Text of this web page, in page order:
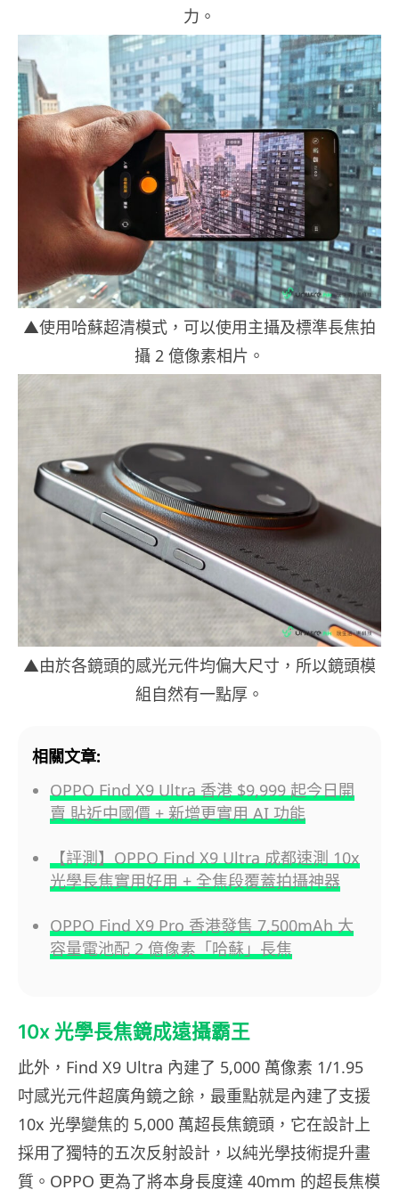
力。
▲使用哈蘇超清模式，可以使用主攝及標準長焦拍
攝 2 億像素相片。
▲由於各鏡頭的感光元件均偏大尺寸，所以鏡頭模
組自然有一點厚。
相關文章:
OPPO Find X9 Ultra 香港 $9,999 起今日開
賣 貼近中國價 + 新增更實用 AI 功能
【評測】OPPO Find X9 Ultra 成都速測 10x
光學長焦實用好用 + 全焦段覆蓋拍攝神器
OPPO Find X9 Pro 香港發售 7,500mAh 大
容量電池配 2 億像素「哈蘇」長焦
10x 光學長焦鏡成遠攝霸王
此外，Find X9 Ultra 內建了 5,000 萬像素 1/1.95
吋感光元件超廣角鏡之餘，最重點就是內建了支援
10x 光學變焦的 5,000 萬超長焦鏡頭，它在設計上
採用了獨特的五次反射設計，以純光學技術提升畫
質。OPPO 更為了將本身長度達 40mm 的超長焦模